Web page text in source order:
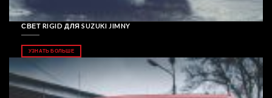
СВЕТ RIGID ДЛЯ SUZUKI JIMNY
УЗНАТЬ БОЛЬШЕ